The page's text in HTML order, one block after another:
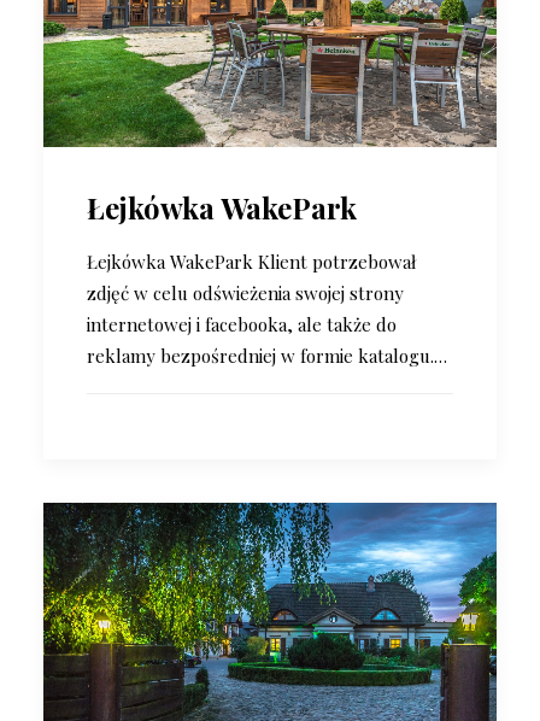
Łejkówka WakePark
Łejkówka WakePark Klient potrzebował
zdjęć w celu odświeżenia swojej strony
internetowej i facebooka, ale także do
reklamy bezpośredniej w formie katalogu.…